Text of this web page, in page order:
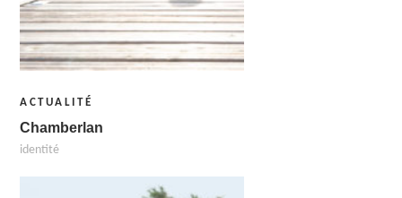
ACTUALITÉ
Chamberlan
identité